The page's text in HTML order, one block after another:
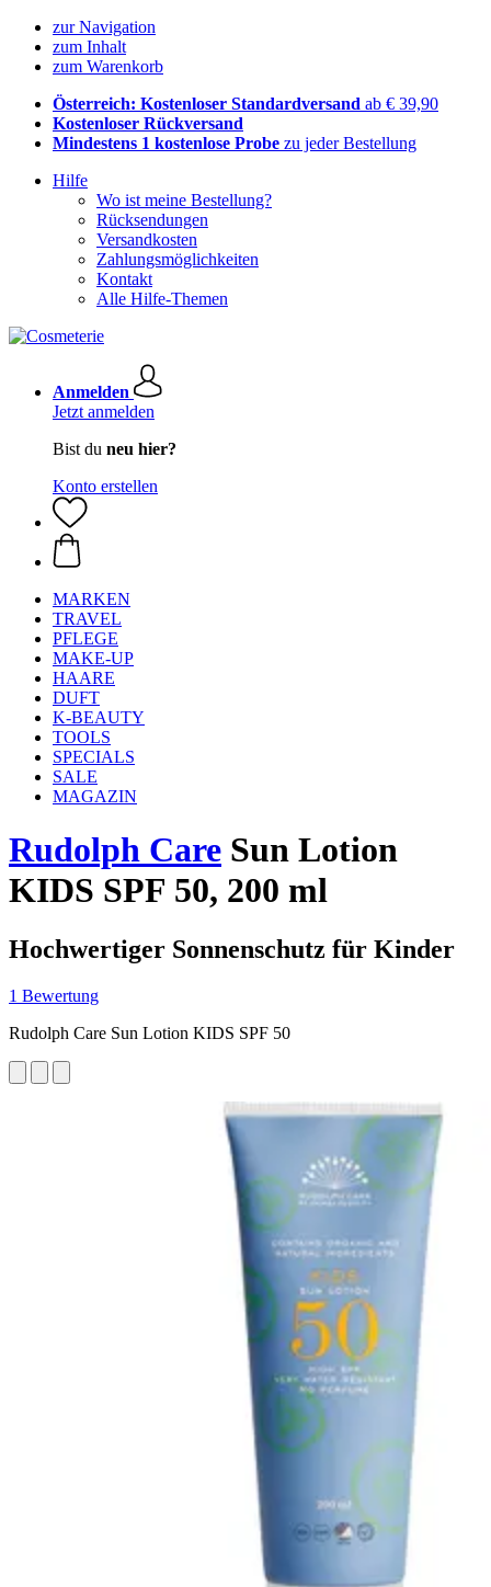
zur Navigation
zum Inhalt
zum Warenkorb
Österreich: Kostenloser Standardversand ab € 39,90
Kostenloser Rückversand
Mindestens 1 kostenlose Probe zu jeder Bestellung
Hilfe
Wo ist meine Bestellung?
Rücksendungen
Versandkosten
Zahlungsmöglichkeiten
Kontakt
Alle Hilfe-Themen
Anmelden
Jetzt anmelden
Bist du neu hier?
Konto erstellen
MARKEN
TRAVEL
PFLEGE
MAKE-UP
HAARE
DUFT
K-BEAUTY
TOOLS
SPECIALS
SALE
MAGAZIN
Rudolph Care Sun Lotion
KIDS SPF 50, 200 ml
Hochwertiger Sonnenschutz für Kinder
1 Bewertung
Rudolph Care Sun Lotion KIDS SPF 50